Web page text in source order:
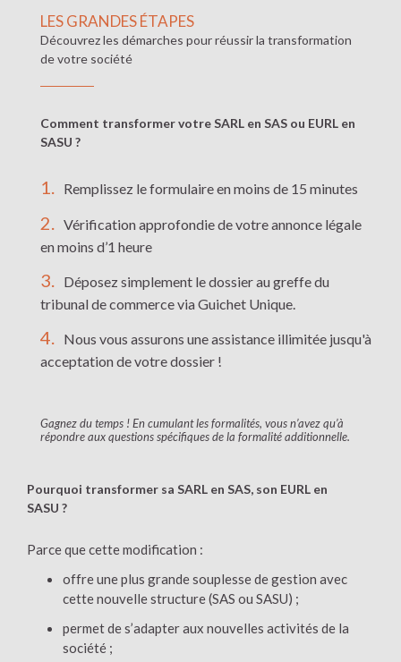
LES GRANDES ÉTAPES
Découvrez les démarches pour réussir la transformation
de votre société
Comment transformer votre SARL en SAS ou EURL en
SASU ?
Remplissez le formulaire en moins de 15 minutes
Vérification approfondie de votre annonce légale
en moins d’1 heure
Déposez simplement le dossier au greffe du
tribunal de commerce via Guichet Unique.
Nous vous assurons une assistance illimitée jusqu'à
acceptation de votre dossier !
Gagnez du temps ! En cumulant les formalités, vous n’avez qu’à
répondre aux questions spécifiques de la formalité additionnelle.
Pourquoi transformer sa SARL en SAS, son EURL en
SASU ?
Parce que cette modification :
offre une plus grande souplesse de gestion avec
cette nouvelle structure (SAS ou SASU) ;
permet de s’adapter aux nouvelles activités de la
société ;